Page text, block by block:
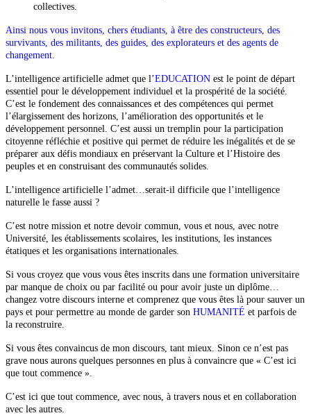
collectives.
Ainsi nous vous invitons, chers étudiants, à être des constructeurs, des
survivants, des militants, des guides, des explorateurs et des agents de
changement.
L’intelligence artificielle admet que l’EDUCATION est le point de départ
essentiel pour le développement individuel et la prospérité de la société.
C’est le fondement des connaissances et des compétences qui permet
l’élargissement des horizons, l’amélioration des opportunités et le
développement personnel. C’est aussi un tremplin pour la participation
citoyenne réfléchie et positive qui permet de réduire les inégalités et de se
préparer aux défis mondiaux en préservant la Culture et l’Histoire des
peuples et en construisant des communautés solides.
L’intelligence artificielle l’admet…serait-il difficile que l’intelligence
naturelle le fasse aussi ?
C’est notre mission et notre devoir commun, vous et nous, avec notre
Université, les établissements scolaires, les institutions, les instances
étatiques et les organisations internationales.
Si vous croyez que vous vous êtes inscrits dans une formation universitaire
par manque de choix ou par facilité ou pour avoir juste un diplôme…
changez votre discours interne et comprenez que vous êtes là pour sauver un
pays et pour permettre au monde de garder son HUMANITÉ et parfois de
la reconstruire.
Si vous êtes convaincus de mon discours, tant mieux. Sinon ce n’est pas
grave nous aurons quelques personnes en plus à convaincre que « C’est ici
que tout commence ».
C’est ici que tout commence, avec nous, à travers nous et en collaboration
avec les autres.